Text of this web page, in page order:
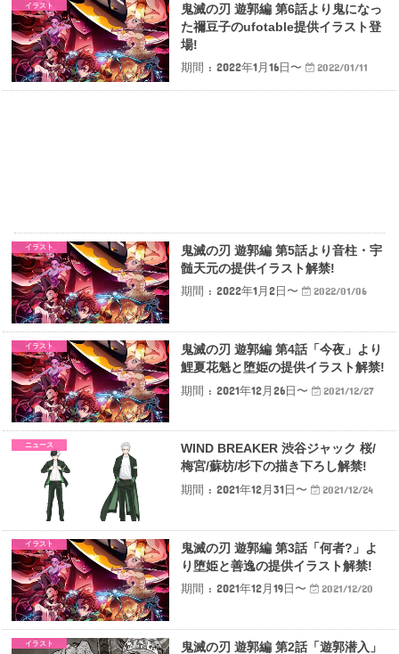
イラスト
鬼滅の刃 遊郭編 第6話より鬼になっ
た禰豆子のufotable提供イラスト登
場!
期間 : 2022年1月16日〜
2022/01/11
イラスト
鬼滅の刃 遊郭編 第5話より音柱・宇
髄天元の提供イラスト解禁!
期間 : 2022年1月2日〜
2022/01/06
イラスト
鬼滅の刃 遊郭編 第4話「今夜」より
鯉夏花魁と堕姫の提供イラスト解禁!
期間 : 2021年12月26日〜
2021/12/27
ニュース
WIND BREAKER 渋谷ジャック 桜/
梅宮/蘇枋/杉下の描き下ろし解禁!
期間 : 2021年12月31日〜
2021/12/24
イラスト
鬼滅の刃 遊郭編 第3話「何者?」よ
り堕姫と善逸の提供イラスト解禁!
期間 : 2021年12月19日〜
2021/12/20
イラスト
鬼滅の刃 遊郭編 第2話「遊郭潜入」